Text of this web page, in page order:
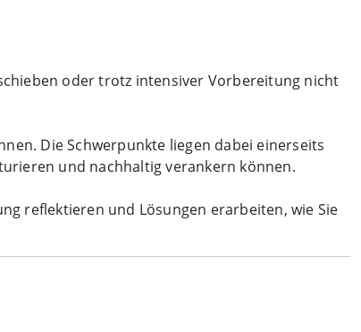
oder trotz intensiver Vorbereitung nicht
Die Schwerpunkte liegen dabei einerseits
und nachhaltig verankern können.
reflektieren und Lösungen erarbeiten, wie Sie